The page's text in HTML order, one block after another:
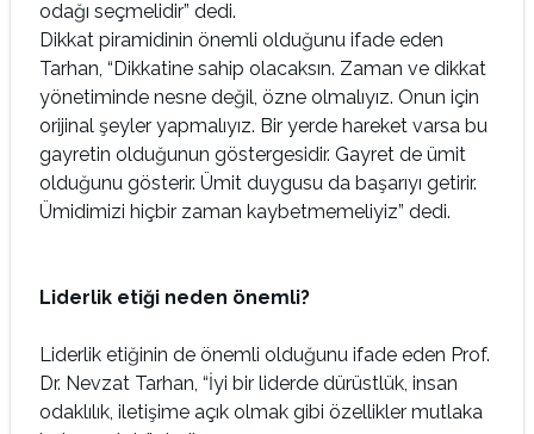
odağı seçmelidir” dedi.
Dikkat piramidinin önemli olduğunu ifade eden
Tarhan, “Dikkatine sahip olacaksın. Zaman ve dikkat
yönetiminde nesne değil, özne olmalıyız. Onun için
orijinal şeyler yapmalıyız. Bir yerde hareket varsa bu
gayretin olduğunun göstergesidir. Gayret de ümit
olduğunu gösterir. Ümit duygusu da başarıyı getirir.
Ümidimizi hiçbir zaman kaybetmemeliyiz” dedi.
Liderlik etiği neden önemli?
Liderlik etiğinin de önemli olduğunu ifade eden Prof.
Dr. Nevzat Tarhan, “İyi bir liderde dürüstlük, insan
odaklılık, iletişime açık olmak gibi özellikler mutlaka